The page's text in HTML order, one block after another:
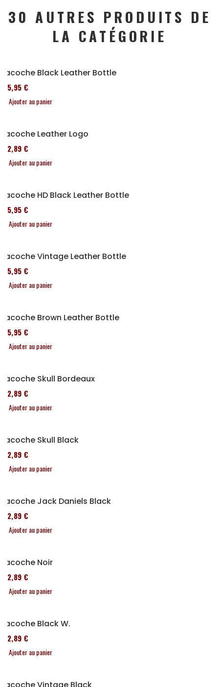
30 AUTRES PRODUITS DE
LA CATÉGORIE
Sacoche Black Leather Bottle
185,95 €
Ajouter au panier
Sacoche Leather Logo
152,89 €
Ajouter au panier
Sacoche HD Black Leather Bottle
185,95 €
Ajouter au panier
Sacoche Vintage Leather Bottle
185,95 €
Ajouter au panier
Sacoche Brown Leather Bottle
185,95 €
Ajouter au panier
Sacoche Skull Bordeaux
152,89 €
Ajouter au panier
Sacoche Skull Black
152,89 €
Ajouter au panier
Sacoche Jack Daniels Black
152,89 €
Ajouter au panier
Sacoche Noir
152,89 €
Ajouter au panier
Sacoche Black W.
152,89 €
Ajouter au panier